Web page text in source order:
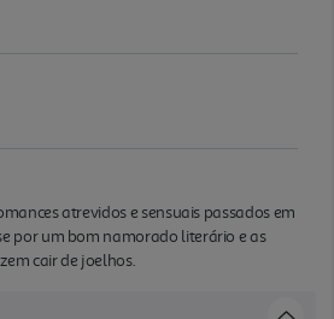
atrevidos e sensuais passados em
por um bom namorado literário e as
cair de joelhos.